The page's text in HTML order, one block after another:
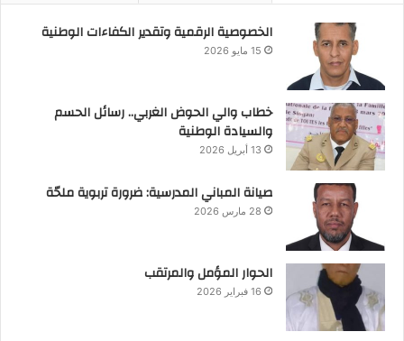
الخصوصية الرقمية وتقدير الكفاءات الوطنية
15 مايو 2026
خطاب والي الحوض الغربي.. رسائل الحسم
والسيادة الوطنية
13 أبريل 2026
صيانة المباني المدرسية: ضرورة تربوية ملحّة
28 مارس 2026
الحوار المؤمل والمرتقب
16 فبراير 2026